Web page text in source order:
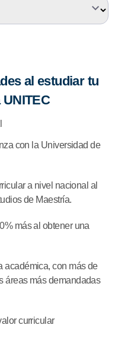
al estudiar tu
con la Universidad de
a nivel nacional al
de Maestría.
más al obtener una
académica, con más de
áreas más demandadas
curricular